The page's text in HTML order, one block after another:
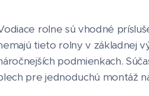
rolne sú vhodné
tieto rolny v základnej
podmienkach.
pre jednoduchú montáž